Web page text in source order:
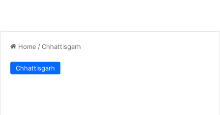
Home /Chhattisgarh
Chhattisgarh